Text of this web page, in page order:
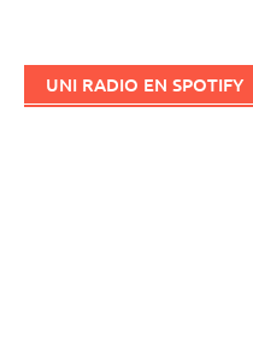
UNI RADIO EN SPOTIFY